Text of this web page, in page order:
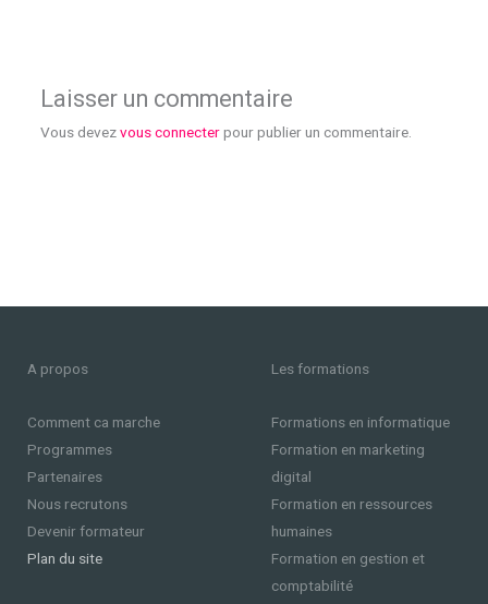
Laisser un commentaire
Vous devezvous connecterpour publier un commentaire.
A propos
Comment ca marche
Programmes
Partenaires
Nous recrutons
Devenir formateur
Plan du site
Les formations
Formations en informatique
Formation en marketing
digital
Formation en ressources
humaines
Formation en gestion et
comptabilité